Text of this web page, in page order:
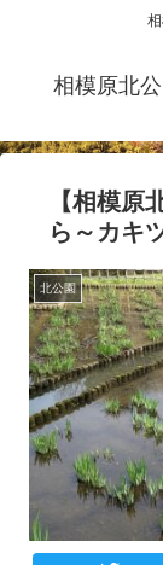
相模原北
【相模原
ら～カキ
北公園